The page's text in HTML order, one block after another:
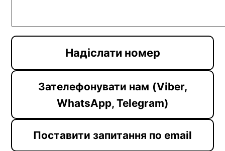
Зателефонувати нам (Viber,
WhatsApp, Telegram)
Поставити запитання по email